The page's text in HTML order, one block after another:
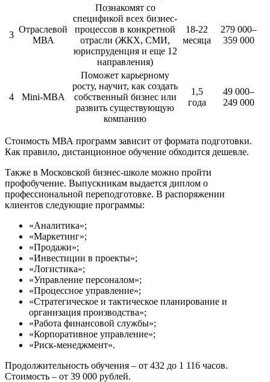
3
Отраслевой
МВА
Познакомят со
спецификой всех бизнес-
процессов в конкретной
отрасли (ЖКХ, СМИ,
юриспруденция и еще 12
направления)
18-22
месяца
279 000–
359 000
4 Mini-MBA
Поможет карьерному
росту, научит, как создать
собственный бизнес или
развить существующую
компанию
1,5
года
49 000–
249 000
Стоимость МВА программ зависит от формата подготовки.
Как правило, дистанционное обучение обходится дешевле.
Также в Московской бизнес-школе можно пройти
профобучение. Выпускникам выдается диплом о
профессиональной переподготовке. В распоряжении
клиентов следующие программы:
«Аналитика»;
«Маркетинг»;
«Продажи»;
«Инвестиции в проекты»;
«Логистика»;
«Управление персоналом»;
«Процессное управление»;
«Стратегическое и тактическое планирование и
организация производства»;
«Работа финансовой службы»;
«Корпоративное управление»;
«Риск-менеджмент».
Продолжительность обучения – от 432 до 1 116 часов.
Стоимость – от 39 000 рублей.